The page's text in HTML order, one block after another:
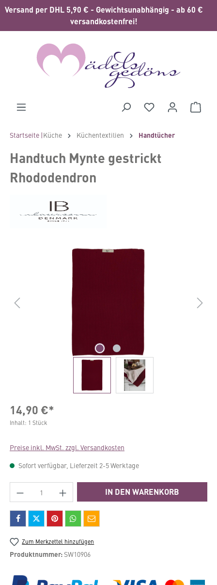
springen
Versand per DHL 5,90 € - Gewichtsunabhängig - ab 60 €
versandkostenfrei!
Startseite |Küche Küchentextilien Handtücher
Handtuch Mynte gestrickt
Rhododendron
Bildergalerie überspringen
14,90 €*
Inhalt: 1 Stück
Preise inkl. MwSt. zzgl. Versandkosten
Sofort verfügbar, Lieferzeit 2-5 Werktage
Produkt Anzahl: Gib den gewünschten
IN DEN WARENKORB
Zum Merkzettel hinzufügen
Produktnummer: SW10906